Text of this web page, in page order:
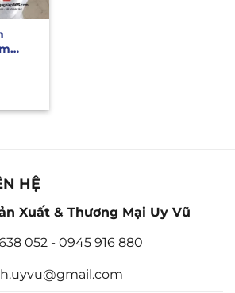
HỆ
Xuất & Thương Mại Uy Vũ
052 - 0945 916 880